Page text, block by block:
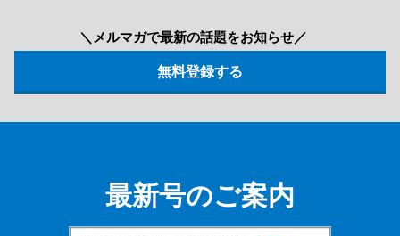
＼メルマガで最新の話題をお知らせ／
最新号のご案内